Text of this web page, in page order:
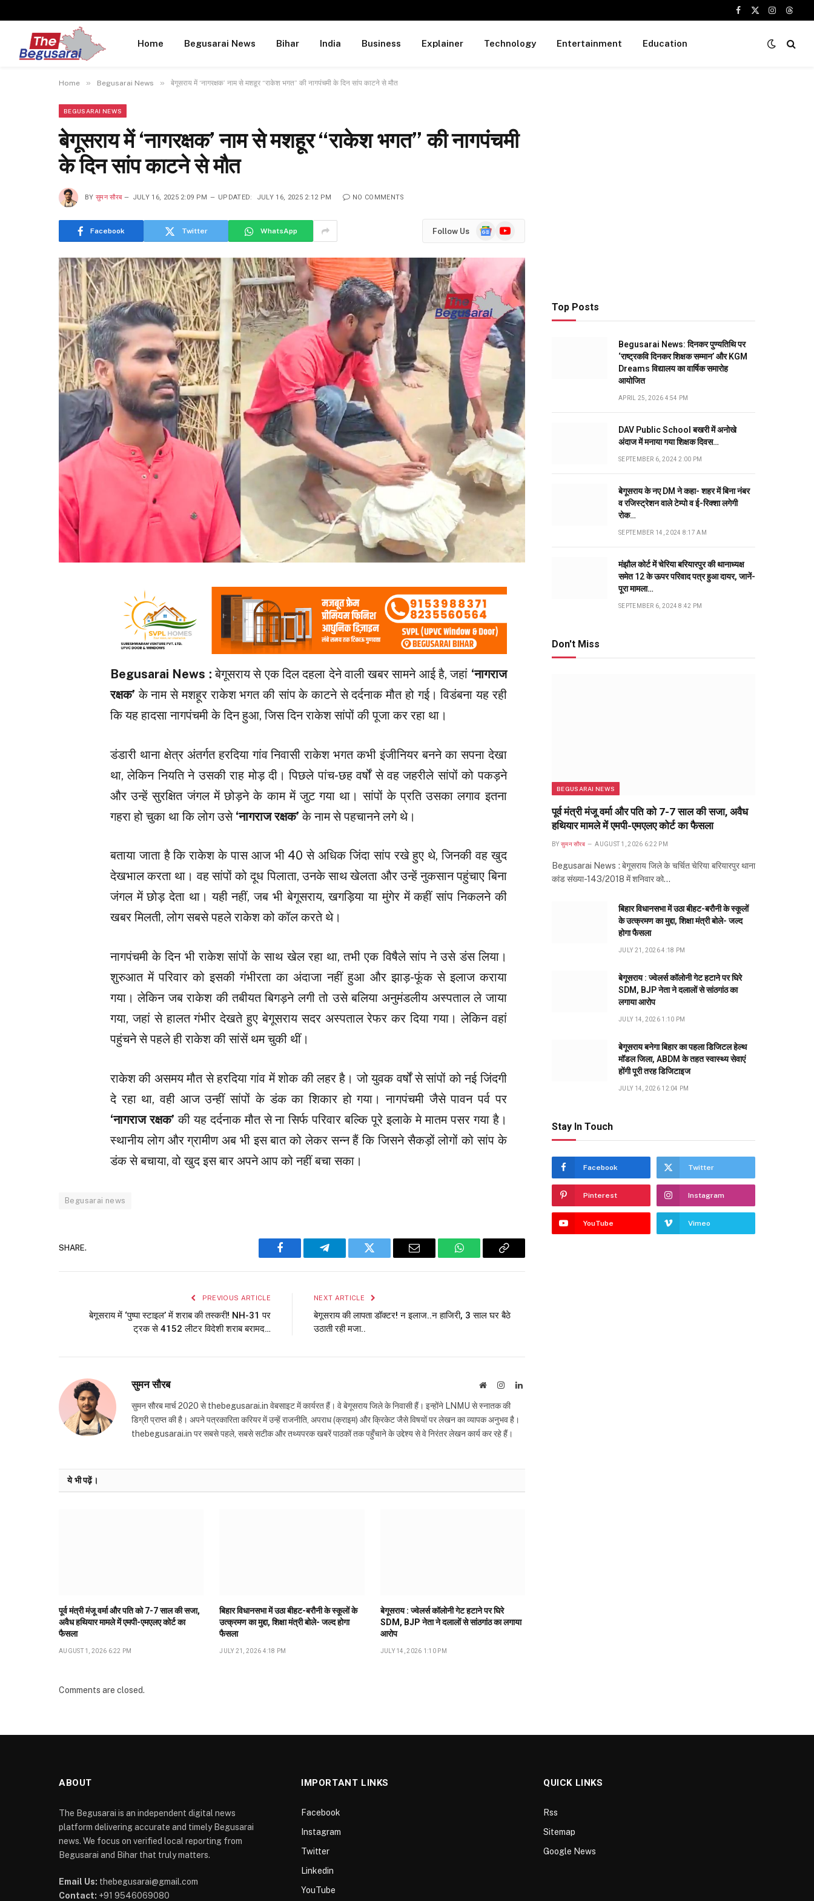
Facebook
X
Instagram
Home Begusarai News Bihar India Business Explainer Technology Entertainment Education
Home » Begusarai News » बेगूसराय में ‘नागरक्षक’ नाम से मशहूर “राकेश भगत” की नागपंचमी के दिन सांप काटने से मौत
BEGUSARAI NEWS
बेगूसराय में ‘नागरक्षक’ नाम से मशहूर “राकेश भगत” की नागपंचमी
के दिन सांप काटने से मौत
BY सुमन सौरब JULY 16, 2025 2:09 PM UPDATED: JULY 16, 2025 2:12 PM NO COMMENTS
Facebook Twitter WhatsApp Follow Us
GoogleYouTube
Begusarai News :बेगूसराय से एक दिल दहला देने वाली खबर सामने आई है, जहां ‘नागराज
रक्षक’ के नाम से मशहूर राकेश भगत की सांप के काटने से दर्दनाक मौत हो गई। विडंबना यह रही
कि यह हादसा नागपंचमी के दिन हुआ, जिस दिन राकेश सांपों की पूजा कर रहा था।
डंडारी थाना क्षेत्र अंतर्गत हरदिया गांव निवासी राकेश भगत कभी इंजीनियर बनने का सपना देखा
था, लेकिन नियति ने उसकी राह मोड़ दी। पिछले पांच-छह वर्षों से वह जहरीले सांपों को पकड़ने
और उन्हें सुरक्षित जंगल में छोड़ने के काम में जुट गया था। सांपों के प्रति उसका लगाव इतना
गहरा हो चुका था कि लोग उसे ‘नागराज रक्षक’ के नाम से पहचानने लगे थे।
बताया जाता है कि राकेश के पास आज भी 40 से अधिक जिंदा सांप रखे हुए थे, जिनकी वह खुद
देखभाल करता था। वह सांपों को दूध पिलाता, उनके साथ खेलता और उन्हें नुकसान पहुंचाए बिना
जंगल में छोड़ देता था। यही नहीं, जब भी बेगूसराय, खगड़िया या मुंगेर में कहीं सांप निकलने की
खबर मिलती, लोग सबसे पहले राकेश को कॉल करते थे।
नागपंचमी के दिन भी राकेश सांपों के साथ खेल रहा था, तभी एक विषैले सांप ने उसे डंस लिया।
शुरुआत में परिवार को इसकी गंभीरता का अंदाजा नहीं हुआ और झाड़-फूंक से इलाज कराया
गया। लेकिन जब राकेश की तबीयत बिगड़ने लगी तो उसे बलिया अनुमंडलीय अस्पताल ले जाया
गया, जहां से हालत गंभीर देखते हुए बेगूसराय सदर अस्पताल रेफर कर दिया गया। लेकिन वहां
पहुंचने से पहले ही राकेश की सांसें थम चुकी थीं।
राकेश की असमय मौत से हरदिया गांव में शोक की लहर है। जो युवक वर्षों से सांपों को नई जिंदगी
दे रहा था, वही आज उन्हीं सांपों के डंक का शिकार हो गया। नागपंचमी जैसे पावन पर्व पर
‘नागराज रक्षक’ की यह दर्दनाक मौत से ना सिर्फ परिवार बल्कि पूरे इलाके मे मातम पसर गया है।
स्थानीय लोग और ग्रामीण अब भी इस बात को लेकर सन्न हैं कि जिसने सैकड़ों लोगों को सांप के
डंक से बचाया, वो खुद इस बार अपने आप को नहीं बचा सका।
Begusarai news
SHARE.
Facebook Telegram Twitter Email WhatsAppCopy
PREVIOUS ARTICLE
बेगूसराय में ‘पुष्पा स्टाइल’ में शराब की तस्करी! NH-31 पर
ट्रक से 4152 लीटर विदेशी शराब बरामद…
NEXT ARTICLE
बेगूसराय की लापता डॉक्टर! न इलाज..न हाजिरी, 3 साल घर बैठे
उठाती रही मजा..
सुमन सौरब WebsiteInstagramLinkedIn
सुमन सौरब मार्च 2020 से thebegusarai.in वेबसाइट में कार्यरत हैं। वे बेगूसराय जिले के निवासी हैं। इन्होंने LNMU से स्नातक की
डिग्री प्राप्त की है। अपने पत्रकारिता करियर में उन्हें राजनीति, अपराध (क्राइम) और क्रिकेट जैसे विषयों पर लेखन का व्यापक अनुभव है।
thebegusarai.in पर सबसे पहले, सबसे सटीक और तथ्यपरक खबरें पाठकों तक पहुँचाने के उद्देश्य से वे निरंतर लेखन कार्य कर रहे हैं।
ये भी पढ़ें।
पूर्व मंत्री मंजू वर्मा और पति को 7-7 साल की सजा,
अवैध हथियार मामले में एमपी-एमएलए कोर्ट का
फैसला
AUGUST 1, 2026 6:22 PM
बिहार विधानसभा में उठा बीहट-बरौनी के स्कूलों के
उत्क्रमण का मुद्दा, शिक्षा मंत्री बोले- जल्द होगा
फैसला
JULY 21, 2026 4:18 PM
बेगूसराय : ज्वेलर्स कॉलोनी गेट हटाने पर घिरे
SDM, BJP नेता ने दलालों से सांठगांठ का लगाया
आरोप
JULY 14, 2026 1:10 PM
Comments are closed.
Top Posts
Begusarai News: दिनकर पुण्यतिथि पर
‘राष्ट्रकवि दिनकर शिक्षक सम्मान’ और KGM
Dreams विद्यालय का वार्षिक समारोह
आयोजित
APRIL 25, 2026 4:54 PM
DAV Public School बखरी में अनोखे
अंदाज में मनाया गया शिक्षक दिवस…
SEPTEMBER 6, 2024 2:00 PM
बेगूसराय के नए DM ने कहा- शहर में बिना नंबर
व रजिस्ट्रेशन वाले टेम्पो व ई-रिक्शा लगेगी
रोक…
SEPTEMBER 14, 2024 8:17 AM
मंझौल कोर्ट में चेरिया बरियारपुर की थानाध्यक्ष
समेत 12 के ऊपर परिवाद पत्र हुआ दायर, जानें-
पूरा मामला…
SEPTEMBER 6, 2024 8:42 PM
Don't Miss
BEGUSARAI NEWS
पूर्व मंत्री मंजू वर्मा और पति को 7-7 साल की सजा, अवैध
हथियार मामले में एमपी-एमएलए कोर्ट का फैसला
BY सुमन सौरब AUGUST 1, 2026 6:22 PM
Begusarai News : बेगूसराय जिले के चर्चित चेरिया बरियारपुर थाना
कांड संख्या-143/2018 में शनिवार को…
बिहार विधानसभा में उठा बीहट-बरौनी के स्कूलों
के उत्क्रमण का मुद्दा, शिक्षा मंत्री बोले- जल्द
होगा फैसला
JULY 21, 2026 4:18 PM
बेगूसराय : ज्वेलर्स कॉलोनी गेट हटाने पर घिरे
SDM, BJP नेता ने दलालों से सांठगांठ का
लगाया आरोप
JULY 14, 2026 1:10 PM
बेगूसराय बनेगा बिहार का पहला डिजिटल हेल्थ
मॉडल जिला, ABDM के तहत स्वास्थ्य सेवाएं
होंगी पूरी तरह डिजिटाइज
JULY 14, 2026 12:04 PM
Stay In Touch
Facebook Twitter
Pinterest Instagram
YouTube Vimeo
ABOUT
The Begusarai is an independent digital news
platform delivering accurate and timely Begusarai
news. We focus on verified local reporting from
Begusarai and Bihar that truly matters.
Email Us: thebegusarai@gmail.com
Contact: +91 9546069080
IMPORTANT LINKS
Facebook
Instagram
Twitter
Linkedin
YouTube
QUICK LINKS
Rss
Sitemap
Google News